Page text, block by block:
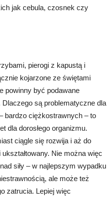
jak cebula, czosnek czy
pierogi z kapustą i
kojarzone ze świętami
powinny być podawane
są problematyczne dla
bardzo ciężkostrawnych – to
dla dorosłego organizmu.
ciągle się rozwija i aż do
Nie można więc
siły – w najlepszym wypadku
ale może też
zatrucia. Lepiej więc